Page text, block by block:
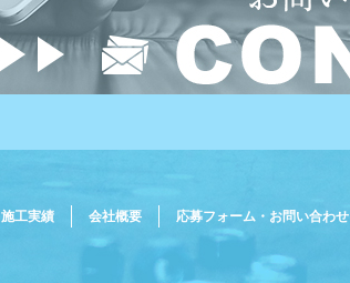
施工実績 会社概要 応募フォーム・お問い合わせ